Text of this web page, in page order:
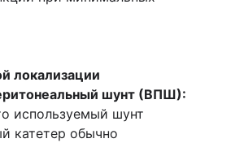
локализации
шунт (ВПШ):
используемый шунт
катетер обычно